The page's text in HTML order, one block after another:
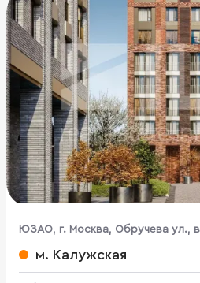
ЮЗАО, г. Москва, Обручева ул.,
м. Калужская